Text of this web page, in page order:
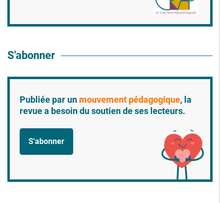
S'abonner
Publiée par un mouvement pédagogique, la
revue a besoin du soutien de ses lecteurs.
S'abonner